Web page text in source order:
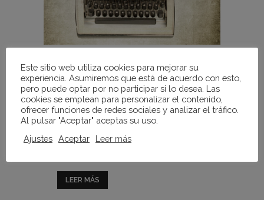
16 Mar Carta alcaldía de
Madrid
Doña Teresa Álvarez Aub Presidenta de
la Fundación Max Aub Estimada amiga:
Carmena,...
LEER MÁS
Este sitio web utiliza cookies para mejorar su
experiencia. Asumiremos que está de acuerdo con esto,
pero puede optar por no participar si lo desea. Las
cookies se emplean para personalizar el contenido,
ofrecer funciones de redes sociales y analizar el tráfico.
Al pulsar "Aceptar" aceptas su uso.
Ajustes Aceptar Leer más